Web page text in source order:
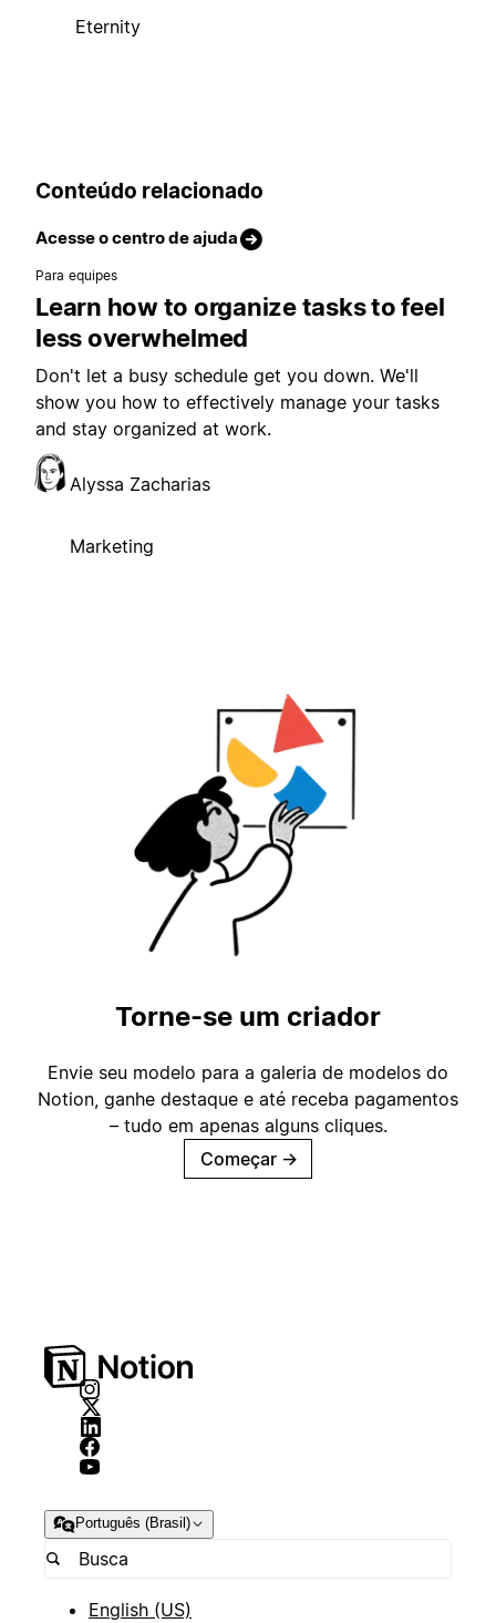
Eternity
Conteúdo relacionado
Acesse o centro de ajuda
Para equipes
Learn how to organize tasks to feel
less overwhelmed
Don't let a busy schedule get you down. We'll
show you how to effectively manage your tasks
and stay organized at work.
Alyssa Zacharias
Marketing
Torne-se um criador
Envie seu modelo para a galeria de modelos do
Notion, ganhe destaque e até receba pagamentos
– tudo em apenas alguns cliques.
Começar →
Português (Brasil)
English (US)